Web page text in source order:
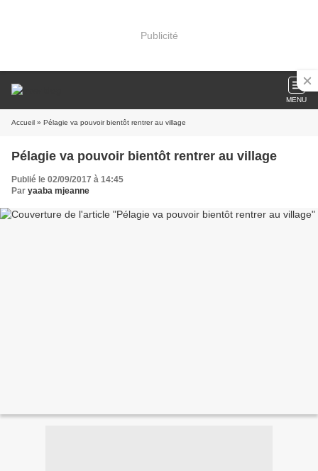
Publicité
MENU
Accueil » Pélagie va pouvoir bientôt rentrer au village
Pélagie va pouvoir bientôt rentrer au village
Publié le 02/09/2017 à 14:45
Par yaaba mjeanne